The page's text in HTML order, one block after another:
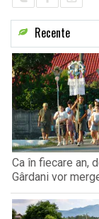
Recente
Ca în fiecare an,
Gârdani vor